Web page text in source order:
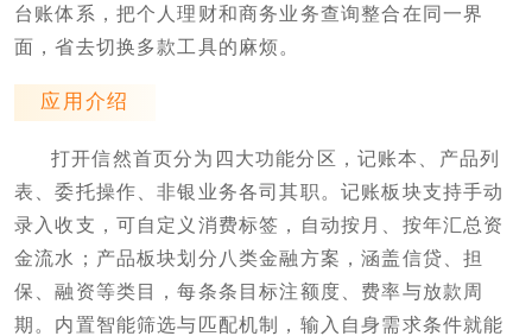
台账体系，把个人理财和商务业务查询整合在同一界
面，省去切换多款工具的麻烦。
应用介绍
打开信然首页分为四大功能分区，记账本、产品列
表、委托操作、非银业务各司其职。记账板块支持手动
录入收支，可自定义消费标签，自动按月、按年汇总资
金流水；产品板块划分八类金融方案，涵盖信贷、担
保、融资等类目，每条条目标注额度、费率与放款周
期。内置智能筛选与匹配机制，输入自身需求条件就能